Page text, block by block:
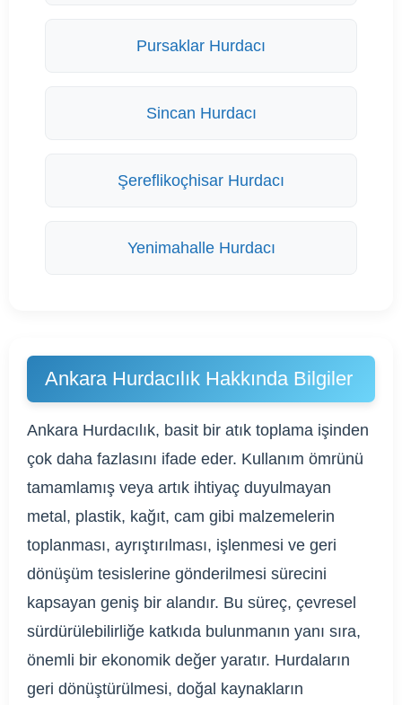
Pursaklar Hurdacı
Sincan Hurdacı
Şereflikoçhisar Hurdacı
Yenimahalle Hurdacı
Ankara Hurdacılık Hakkında Bilgiler
Ankara Hurdacılık, basit bir atık toplama işinden
çok daha fazlasını ifade eder. Kullanım ömrünü
tamamlamış veya artık ihtiyaç duyulmayan
metal, plastik, kağıt, cam gibi malzemelerin
toplanması, ayrıştırılması, işlenmesi ve geri
dönüşüm tesislerine gönderilmesi sürecini
kapsayan geniş bir alandır. Bu süreç, çevresel
sürdürülebilirliğe katkıda bulunmanın yanı sıra,
önemli bir ekonomik değer yaratır. Hurdaların
geri dönüştürülmesi, doğal kaynakların